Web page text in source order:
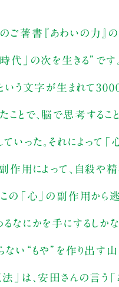
ご著書『あわいの力』の
代」の次を生きる”です
という文字が生まれて
ことで、脳で思考するこ
ていった。それによって
副作用によって、自殺や
の「心」の副作用から逃
るなにかを手にするしかな
ない“もや”を作り出す山
法」は、安田さんの言う「